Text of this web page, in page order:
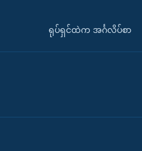
ရုပ်ရှင်ထဲက အင်္ဂလိပ်စာ